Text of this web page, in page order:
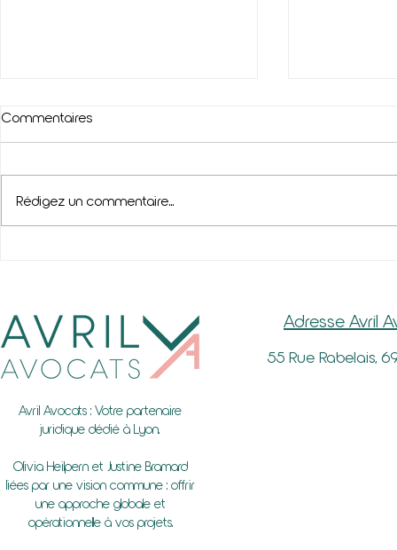
Commentaires
Rédigez un commentaire...
Avril Avocats : Votre partenaire
juridique dédié à Lyon.
Olivia Heilpern et Justine Bramard
liées par une vision commune : offrir
une approche globale et
opérationnelle à vos projets.
Adresse Avril
55 Rue Rabelais,